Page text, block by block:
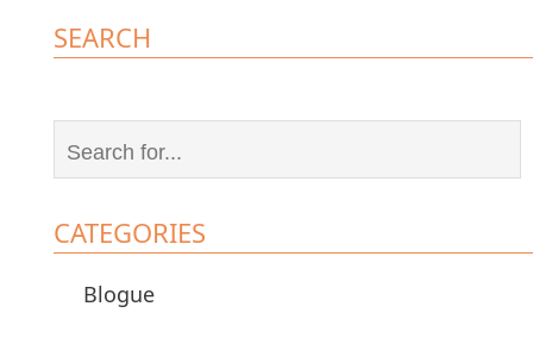
SEARCH
CATEGORIES
Blogue